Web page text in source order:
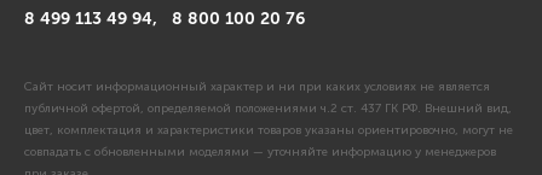
8 499 113 49 94, 8 800 100 20 76
Сайт носит информационный характер и ни при каких условиях не является
публичной офертой, определяемой положениями ч.2 ст. 437 ГК РФ. Внешний вид,
цвет, комплектация и характеристики товаров указаны ориентировочно, могут не
совпадать с обновленными моделями — уточняйте информацию у менеджеров